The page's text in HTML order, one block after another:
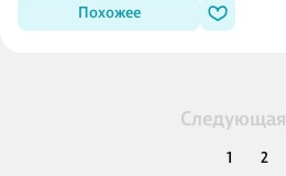
Похожее
Следующая
1 2